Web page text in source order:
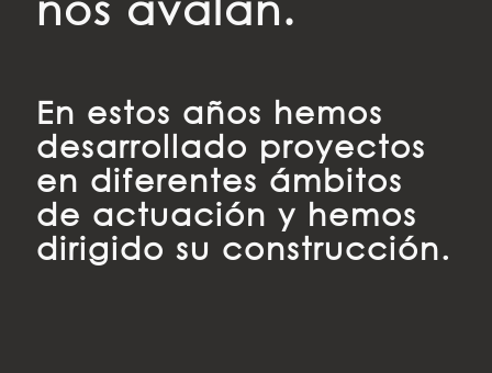
En estos años hemos
desarrollado proyectos
en diferentes ámbitos
de actuación y hemos
dirigido su construcción.